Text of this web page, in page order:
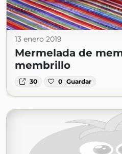
13 enero 2019
Mermelada de
membrillo
30 0 Guardar